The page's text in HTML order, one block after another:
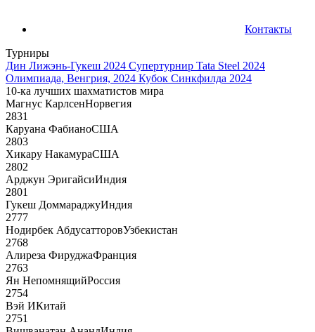
Контакты
Турниры
Дин Лижэнь-Гукеш 2024 Супертурнир Tata Steel 2024
Олимпиада, Венгрия, 2024 Кубок Синкфилда 2024
10-ка лучших шахматистов мира
Магнус КарлсенНорвегия
2831
Каруана ФабианоСША
2803
Хикару НакамураСША
2802
Арджун ЭригайсиИндия
2801
Гукеш ДоммараджуИндия
2777
Нодирбек АбдусатторовУзбекистан
2768
Алиреза ФируджаФранция
2763
Ян НепомнящийРоссия
2754
Вэй ИКитай
2751